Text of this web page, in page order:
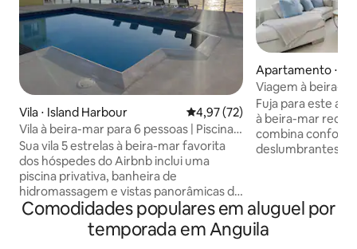
Vila ⋅ Island Harbour 4,97 de uma avaliação média
4,97 (72)
Vila à beira-mar para 6 pessoas | Piscina
privativa e banheira de hidromassagem
Sua vila 5 estrelas à beira-mar favorita
dos hóspedes do Airbnb inclui uma
piscina privativa, banheira de
hidromassagem e vistas panorâmicas do
Caribe. Scilly Cay fica bem na frente e a
apenas 5 minutos de carro da famosa
Shoal Bay. Acorde com o mar turquesa
Apartamento ⋅
Viagem à beira-
deslumbrante à
Fuja para este
à beira-mar
combina
deslumbrantes
Uma cozinha
aconchegante
e um banheiro
Comodidades populares em aluguel por
temporada em Anguila